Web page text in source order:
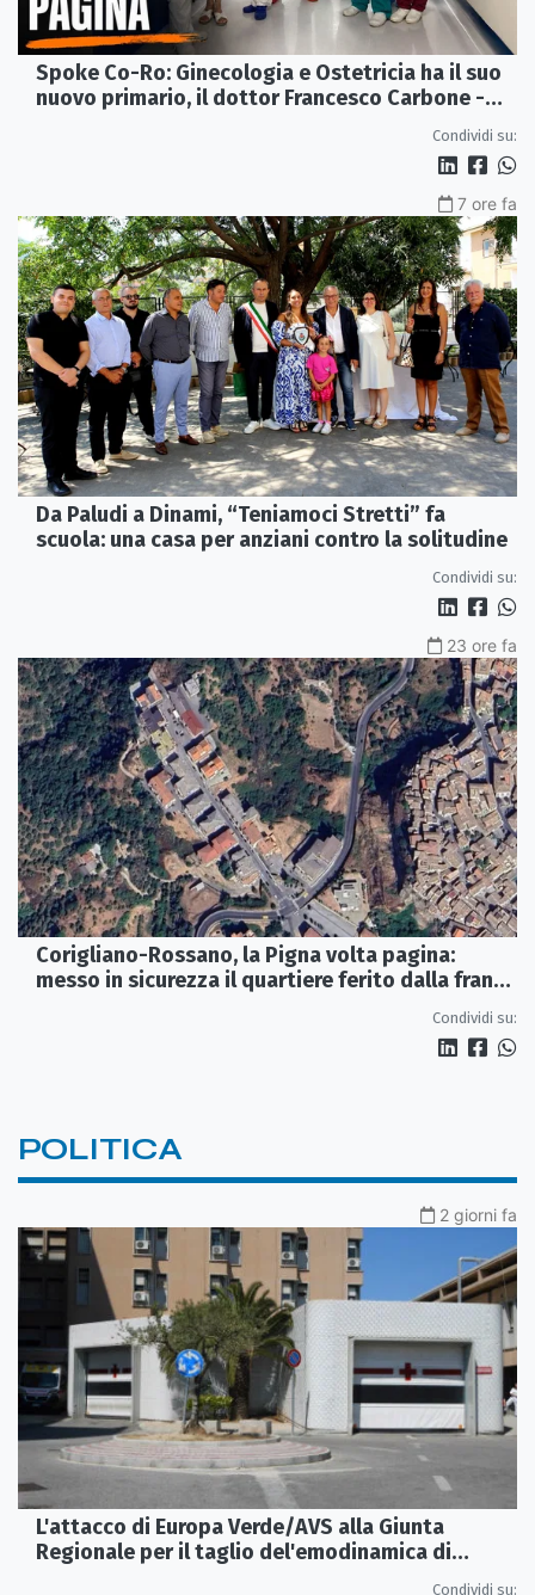
Spoke Co-Ro: Ginecologia e Ostetricia ha il suo
nuovo primario, il dottor Francesco Carbone -
Condividi su:
7 ore fa
Da Paludi a Dinami, “Teniamoci Stretti” fa
scuola: una casa per anziani contro la solitudine
Condividi su:
23 ore fa
Corigliano-Rossano, la Pigna volta pagina:
messo in sicurezza il quartiere ferito dalla frana
Condividi su:
POLITICA
2 giorni fa
L'attacco di Europa Verde/AVS alla Giunta
Regionale per il taglio del'emodinamica di
Condividi su: